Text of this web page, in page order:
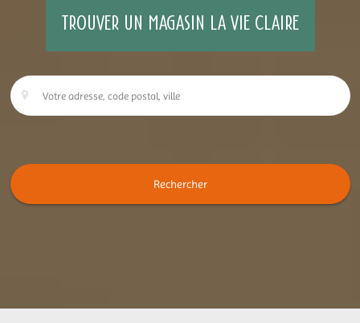
TROUVER UN MAGASIN LA VIE CLAIRE
Rechercher